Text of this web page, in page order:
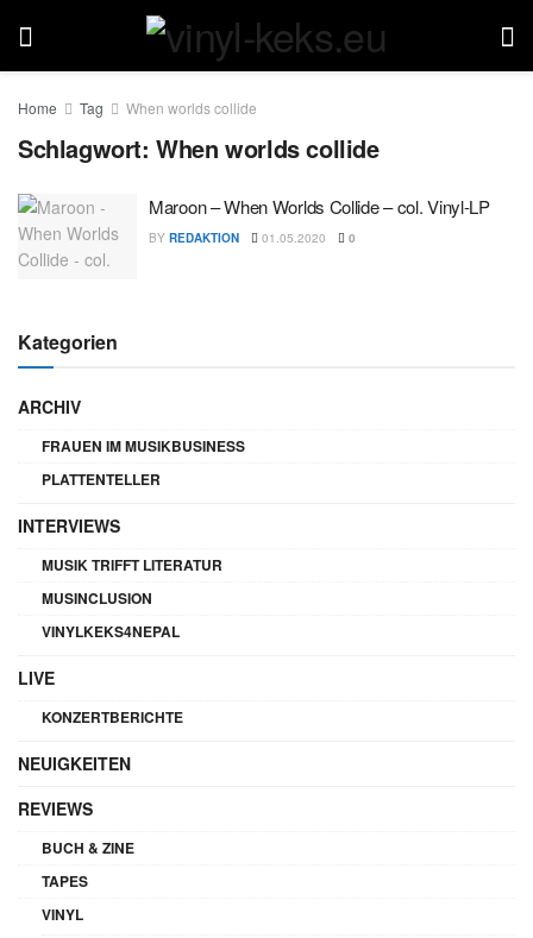
Home Tag When worlds collide
Schlagwort:When worlds collide
Maroon – When Worlds Collide – col. Vinyl-LP
BY REDAKTION 01.05.2020 0
Kategorien
ARCHIV
FRAUEN IM MUSIKBUSINESS
PLATTENTELLER
INTERVIEWS
MUSIK TRIFFT LITERATUR
MUSINCLUSION
VINYLKEKS4NEPAL
LIVE
KONZERTBERICHTE
NEUIGKEITEN
REVIEWS
BUCH & ZINE
TAPES
VINYL